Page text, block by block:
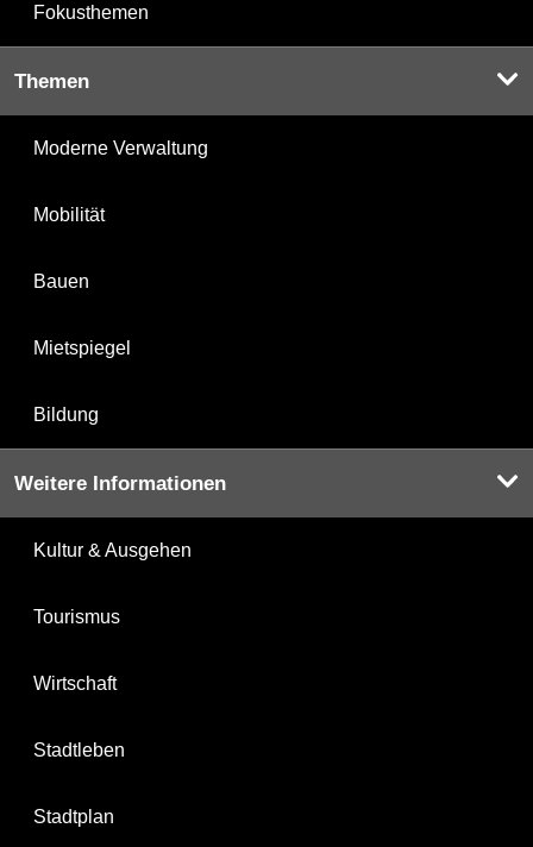
Fokusthemen
Themen
Moderne Verwaltung
Mobilität
Bauen
Mietspiegel
Bildung
Weitere Informationen
Kultur & Ausgehen
Tourismus
Wirtschaft
Stadtleben
Stadtplan